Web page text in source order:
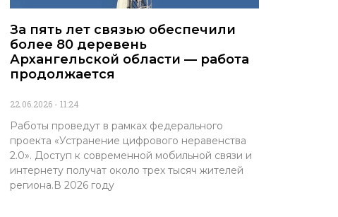
За пять лет связью обеспечили
более 80 деревень
Архангельской области — работа
продолжается
22.06.2026 11:24
Работы проведут в рамках федерального
проекта «Устранение цифрового неравенства
2.0». Доступ к современной мобильной связи и
интернету получат около трех тысяч жителей
региона.В 2026 году